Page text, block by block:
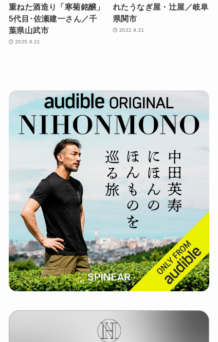
重ねた酒造り「寒菊銘醸」
5代目･佐瀬建一さん／千
葉県山武市
2025.9.21
れたうなぎ屋・辻屋／岐阜
県関市
2022.9.21